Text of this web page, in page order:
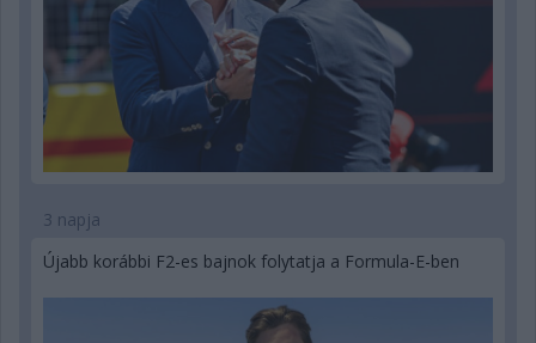
3 napja
Újabb korábbi F2-es bajnok folytatja a Formula-E-ben